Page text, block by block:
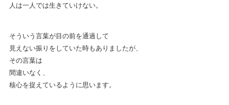
人は一人では生きていけない。
そういう言葉が目の前を通過して
見えない振りをしていた時もありましたが、
その言葉は
間違いなく、
核心を捉えているように思います。